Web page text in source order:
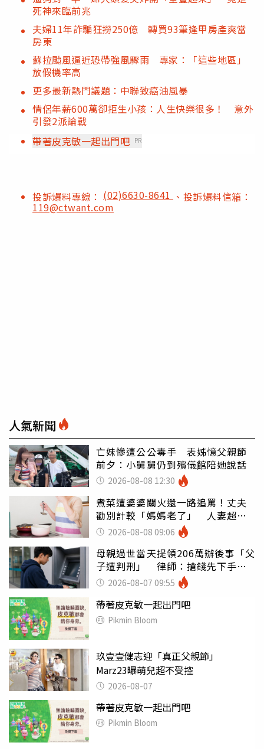
死神來臨前兆
夫婦11年詐騙狂撈250億 轉買93筆逢甲房產爽當
房東
蘇拉颱風逼近恐帶強風驟雨 專家：「這些地區」
放假機率高
更多最新熱門議題：中聯致癌油風暴
情侶年薪600萬卻拒生小孩：人生快樂很多！ 意外
引發2派論戰
帶著皮克敏一起出門吧 PR
投訴爆料專線： (02)6630-8641 、投訴爆料信箱：
119@ctwant.com
人氣新聞
亡妹慘遭公公毒手 表姊憶父親節
前夕：小舅舅仍到殯儀館陪她說話
2026-08-08 12:30
煮菜遭婆婆關火還一路追罵！丈夫
勸別計較「媽媽老了」 人妻超崩
潰：我像台傭
2026-08-08 09:06
母親過世當天提領206萬辦後事「父
子遭判刑」 律師：搶錢先下手是
罪 2026-08-07 09:55
帶著皮克敏一起出門吧
Pikmin Bloom
玖壹壹健志迎「真正父親節」
Marz23曝萌兒超不受控
2026-08-07
帶著皮克敏一起出門吧
Pikmin Bloom